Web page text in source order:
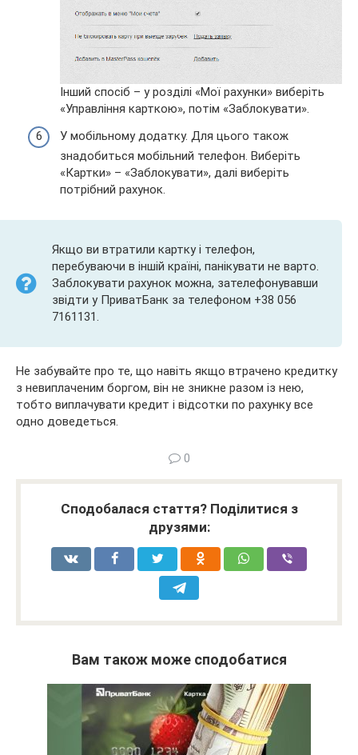
Інший спосіб – у розділі «Мої рахунки» виберіть
«Управління карткою», потім «Заблокувати».
У мобільному додатку. Для цього також
знадобиться мобільний телефон. Виберіть
«Картки» – «Заблокувати», далі виберіть
потрібний рахунок.
Якщо ви втратили картку і телефон,
перебуваючи в іншій країні, панікувати не варто.
Заблокувати рахунок можна, зателефонувавши
звідти у ПриватБанк за телефоном +38 056
7161131.
Не забувайте про те, що навіть якщо втрачено кредитку
з невиплаченим боргом, він не зникне разом із нею,
тобто виплачувати кредит і відсотки по рахунку все
одно доведеться.
0
Сподобалася стаття? Поділитися з
друзями:
Вам також може сподобатися